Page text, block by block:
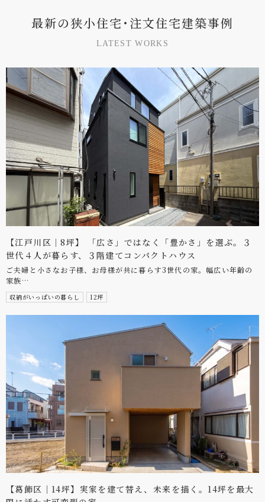
最新の狭小住宅 ･ 注文住宅建築事例
LATE S T WORK S
【江戸川区｜8坪】 「広さ」ではなく「豊かさ」を選ぶ。３
世代４人が暮らす、３階建てコンパクトハウス
ご夫婦と小さなお子様、お母様が共に暮らす3世代の家。幅広い年齢の
家族…
収納がいっぱいの暮らし 12坪
【葛飾区｜14坪】実家を建て替え、未来を描く。14坪を最大